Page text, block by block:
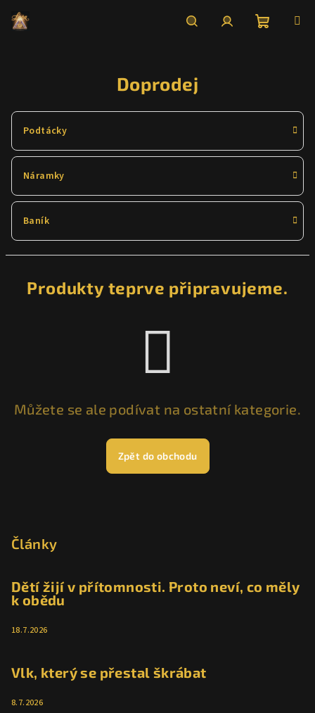
obsah
Doprodej
Podtácky
Náramky
Baník
Produkty teprve připravujeme.
Můžete se ale podívat na ostatní kategorie.
Zpět do obchodu
Články
Dětí žijí v přítomnosti. Proto neví, co měly
k obědu
18.7.2026
Vlk, který se přestal škrábat
8.7.2026